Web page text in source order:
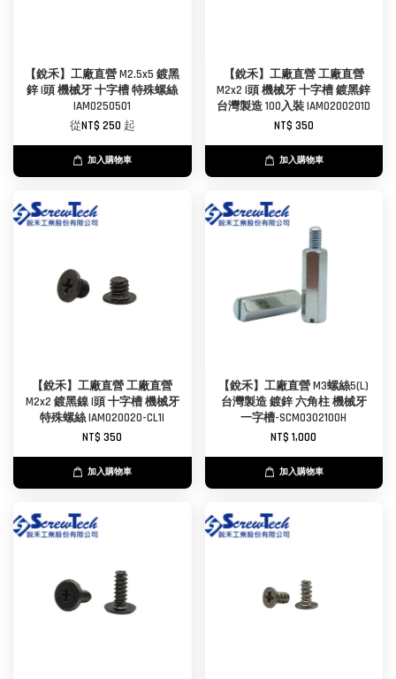
【銳禾】工廠直營 M2.5x5 鍍黑
鋅 I頭 機械牙 十字槽 特殊螺絲
IAM0250501
從NT$ 250 起
加入購物車
【銳禾】工廠直營 工廠直營
M2x2 I頭 機械牙 十字槽 鍍黑鋅
台灣製造 100入裝 IAM0200201D
NT$ 350
加入購物車
【銳禾】工廠直營 工廠直營
M2x2 鍍黑鎳 I頭 十字槽 機械牙
特殊螺絲 IAM020020-CL1I
NT$ 350
加入購物車
【銳禾】工廠直營 M3螺絲5(L)
台灣製造 鍍鋅 六角柱 機械牙
一字槽-SCM0302100H
NT$ 1,000
加入購物車